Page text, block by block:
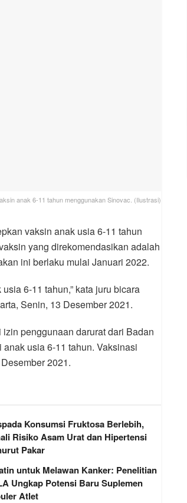
anak 6-11 tahun menggunakan Sinovac. (Ilustrasi)
vaksin anak usia 6-11 tahun
yang direkomendasikan adalah
ini berlaku mulai Januari 2022.
6-11 tahun,” kata juru bicara
Senin, 13 Desember 2021.
penggunaan darurat dari Badan
usia 6-11 tahun. Vaksinasi
2021.
Konsumsi Fruktosa Berlebih,
Risiko Asam Urat dan Hipertensi
Pakar
untuk Melawan Kanker: Penelitian
Ungkap Potensi Baru Suplemen
Atlet